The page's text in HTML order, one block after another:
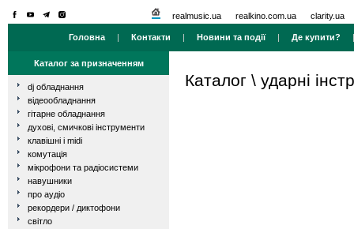
realmusic.ua realkino.com.ua clarity.ua
Головна | Контакти | Новини та події| Де купити?
Каталог за призначенням
dj обладнання
відеообладнання
гітарне обладнання
духові, смичкові інструменти
клавішні і midi
комутація
мікрофони та радіосистеми
навушники
про аудіо
рекордери / диктофони
світло
Каталог \ ударні